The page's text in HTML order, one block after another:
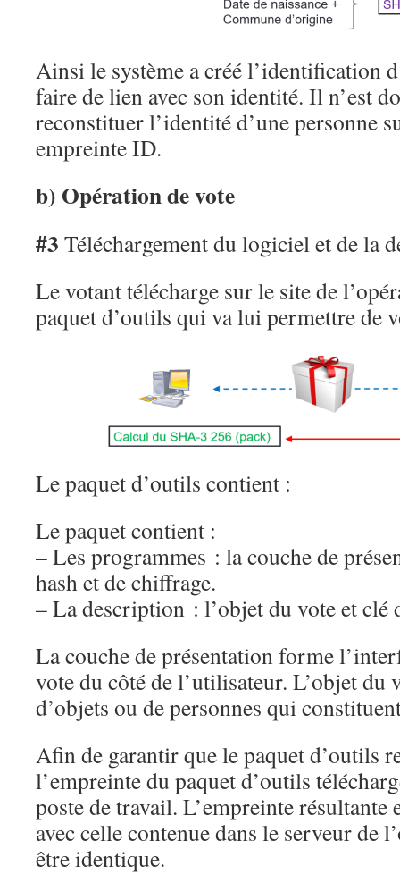
Ainsi le système a créé l’identification
faire de lien avec son identité. Il n’est
reconstituer l’identité d’une personne
empreinte ID.
b) Opération de vote
#3 Téléchargement du logiciel et de la
Le votant télécharge sur le site de
paquet d’outils qui va lui permettre de
Le paquet d’outils contient :
Le paquet contient :
– Les programmes : la couche de
hash et de chiffrage.
– La description : l’objet du vote et clé
La couche de présentation forme
vote du côté de l’utilisateur. L’objet du
d’objets ou de personnes qui
Afin de garantir que le paquet d’outils
l’empreinte du paquet d’outils
poste de travail. L’empreinte résultante
avec celle contenue dans le serveur de
être identique.